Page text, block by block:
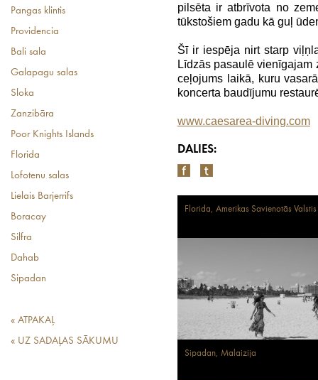
Pangas klintis
Providencia
Bali sala
Galapagu salas
Sloka
Zanzibāra
Poor Knights Islands
Florida
Lofotenu salas
Lielais Barjerrifs
Boracay
Silfra
Dahab
Sipadan
« ATPAKAĻ
« UZ SADAĻAS SĀKUMU
pilsēta ir atbrīvota no
tūkstošiem gadu kā guļ
Šī ir iespēja nirt starp
Līdzās pasaulē vienīgajam
ceļojums laikā, kuru
koncerta baudījumu
www.caesarea-diving.com
DALIES:
Florida, Amerikas Savienotās Valstis
Sipadan, Malaizija